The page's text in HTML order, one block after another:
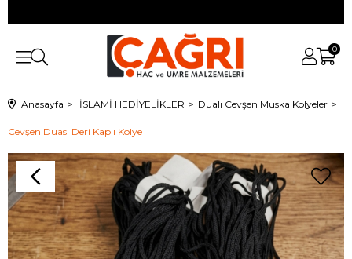
0
Anasayfa İSLAMİ HEDİYELİKLER Dualı Cevşen Muska Kolyeler
Cevşen Duası Deri Kaplı Kolye